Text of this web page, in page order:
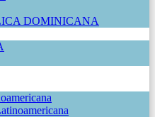
DOMINICANA